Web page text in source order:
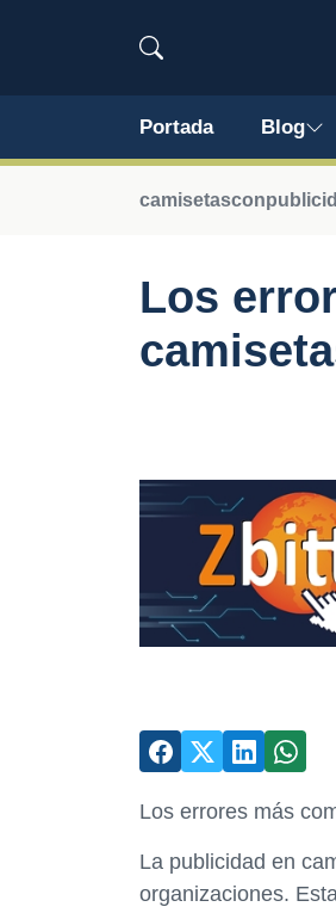
Portada Blog
Los
Los errores más
La publicidad en
organizaciones.